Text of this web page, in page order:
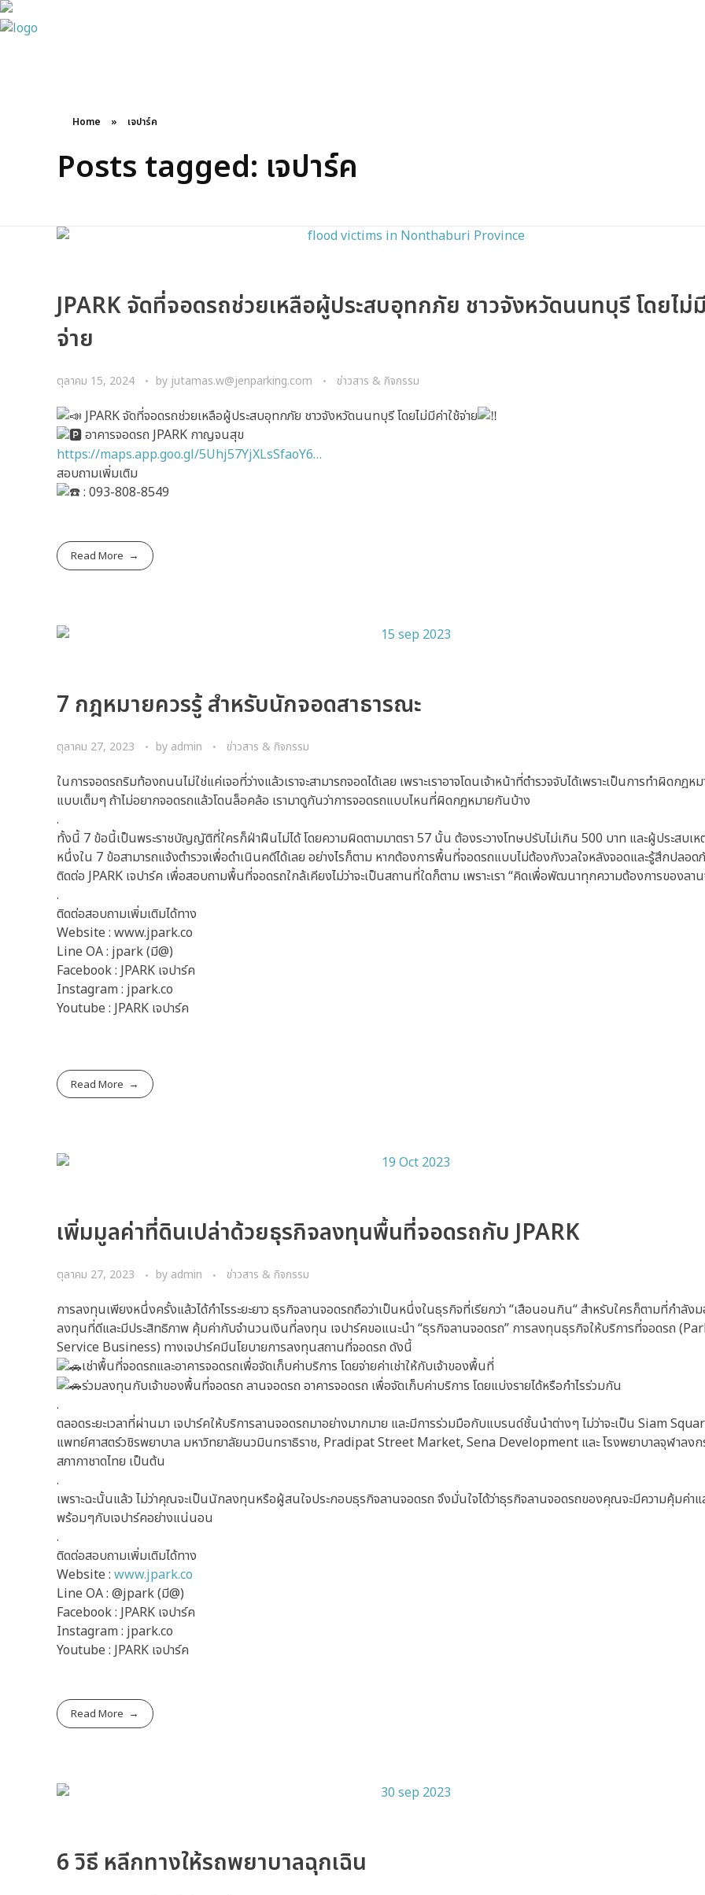
Home » เจปาร์ค
Posts tagged: เจปาร์ค
JPARK จัดที่จอดรถช่วยเหลือผู้ประสบอุทกภัย ชาวจังหวัดนนทบุรี โดยไม่
จ่าย
ตุลาคม 15, 2024 by jutamas.w@jenparking.com ข่าวสาร & กิจกรรม
JPARK จัดที่จอดรถช่วยเหลือผู้ประสบอุทกภัย ชาวจังหวัดนนทบุรี โดยไม่มีค่าใช้จ่าย
อาคารจอดรถ JPARK กาญจนสุข
https://maps.app.goo.gl/5Uhj57YjXLsSfaoY6…
สอบถามเพิ่มเติม
: 093-808-8549
Read More
7 กฎหมายควรรู้ สำหรับนักจอดสาธารณะ
ตุลาคม 27, 2023 by admin ข่าวสาร & กิจกรรม
ในการจอดรถริมท้องถนนไม่ใช่แค่เจอที่ว่างแล้วเราจะสามารถจอดได้เลย เพราะเราอาจโดนเจ้าหน้าที่ตำรวจจับได้เพราะเป็นการทำผิดกฎหม
แบบเต็มๆ ถ้าไม่อยากจอดรถแล้วโดนล็อคล้อ เรามาดูกันว่าการจอดรถแบบไหนที่ผิดกฎหมายกันบ้าง
.
ทั้งนี้ 7 ข้อนี้เป็นพระราชบัญญัติที่ใครก็ฝ่าฝืนไม่ได้ โดยความผิดตามมาตรา 57 นั้น ต้องระวางโทษปรับไม่เกิน 500 บาท และผู้ประสบเ
หนึ่งใน 7 ข้อสามารถแจ้งตำรวจเพื่อดำเนินคดีได้เลย อย่างไรก็ตาม หากต้องการพื้นที่จอดรถแบบไม่ต้องกังวลใจหลังจอดและรู้สึกปลอด
ติดต่อ JPARK เจปาร์ค เพื่อสอบถามพื้นที่จอดรถใกล้เคียงไม่ว่าจะเป็นสถานที่ใดก็ตาม เพราะเรา “คิดเพื่อพัฒนาทุกความต้องการของลา
.
ติดต่อสอบถามเพิ่มเติมได้ทาง
Website : www.jpark.co
Line OA : jpark (มี@)
Facebook : JPARK เจปาร์ค
Instagram : jpark.co
Youtube : JPARK เจปาร์ค
Read More
เพิ่มมูลค่าที่ดินเปล่าด้วยธุรกิจลงทุนพื้นที่จอดรถกับ JPARK
ตุลาคม 27, 2023 by admin ข่าวสาร & กิจกรรม
การลงทุนเพียงหนึ่งครั้งแล้วได้กำไรระยะยาว ธุรกิจลานจอดรถถือว่าเป็นหนึ่งในธุรกิจที่เรียกว่า “เสือนอนกิน“ สำหรับใครก็ตามที่กำลังม
ลงทุนที่ดีและมีประสิทธิภาพ คุ้มค่ากับจำนวนเงินที่ลงทุน เจปาร์คขอแนะนำ “ธุรกิจลานจอดรถ” การลงทุนธุรกิจให้บริการที่จอดรถ
Service Business) ทางเจปาร์คมีนโยบายการลงทุนสถานที่จอดรถ ดังนี้
เช่าพื้นที่จอดรถและอาคารจอดรถเพื่อจัดเก็บค่าบริการ โดยจ่ายค่าเช่าให้กับเจ้าของพื้นที่
ร่วมลงทุนกับเจ้าของพื้นที่จอดรถ ลานจอดรถ อาคารจอดรถ เพื่อจัดเก็บค่าบริการ โดยแบ่งรายได้หรือกำไรร่วมกัน
.
ตลอดระยะเวลาที่ผ่านมา เจปาร์คให้บริการลานจอดรถมาอย่างมากมาย และมีการร่วมมือกับแบรนด์ชั้นนำต่างๆ ไม่ว่าจะเป็น Siam
แพทย์ศาสตร์วชิรพยาบาล มหาวิทยาลัยนวมินทราธิราช, Pradipat Street Market, Sena Development และ โรงพยาบาลจุฬาลง
สภากาชาดไทย เป็นต้น
.
เพราะฉะนั้นแล้ว ไม่ว่าคุณจะเป็นนักลงทุนหรือผู้สนใจประกอบธุรกิจลานจอดรถ จึงมั่นใจได้ว่าธุรกิจลานจอดรถของคุณจะมีความคุ้มค่าแ
พร้อมๆกับเจปาร์คอย่างแน่นอน
.
ติดต่อสอบถามเพิ่มเติมได้ทาง
Website : www.jpark.co
Line OA : @jpark (มี@)
Facebook : JPARK เจปาร์ค
Instagram : jpark.co
Youtube : JPARK เจปาร์ค
Read More
6 วิธี หลีกทางให้รถพยาบาลฉุกเฉิน